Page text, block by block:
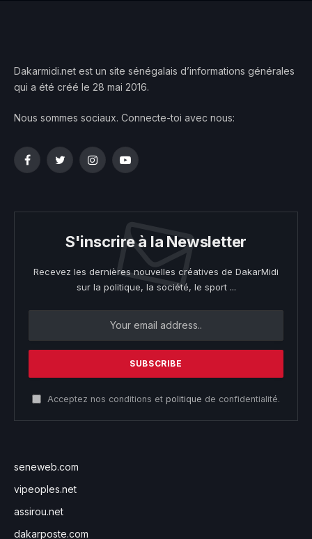
Dakarmidi.net est un site sénégalais d’informations générales
qui a été créé le 28 mai 2016.
Nous sommes sociaux. Connecte-toi avec nous:
FacebookTwitterInstagramYouTube
S'inscrire à la Newsletter
Recevez les dernières nouvelles créatives de DakarMidi
sur la politique, la société, le sport ...
Acceptez nos conditions et politique de confidentialité.
seneweb.com
vipeoples.net
assirou.net
dakarposte.com